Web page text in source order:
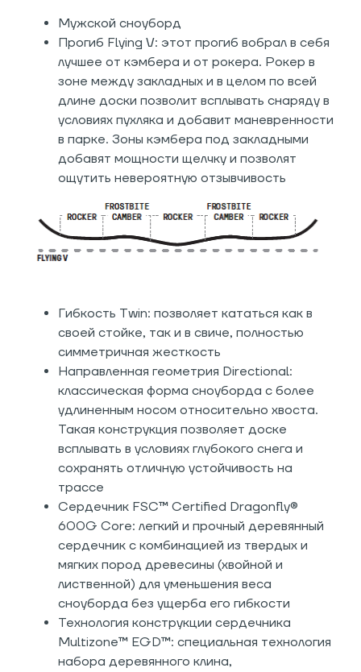
Мужской сноуборд
Прогиб Flying V: этот прогиб вобрал в себя
лучшее от кэмбера и от рокера. Рокер в
зоне между закладных и в целом по всей
длине доски позволит всплывать снаряду в
условиях пухляка и добавит маневренности
в парке. Зоны кэмбера под закладными
добавят мощности щелчку и позволят
ощутить невероятную отзывчивость
Гибкость Twin: позволяет кататься как в
своей стойке, так и в свиче, полностью
симметричная жесткость
Направленная геометрия Directional:
классическая форма сноуборда с более
удлиненным носом относительно хвоста.
Такая конструкция позволяет доске
всплывать в условиях глубокого снега и
сохранять отличную устойчивость на
трассе
Сердечник FSC™ Certified Dragonfly®
600G Core: легкий и прочный деревянный
сердечник с комбинацией из твердых и
мягких пород древесины (хвойной и
лиственной) для уменьшения веса
сноуборда без ущерба его гибкости
Технология конструкции сердечника
Multizone™ EGD™: специальная технология
набора деревянного клина,